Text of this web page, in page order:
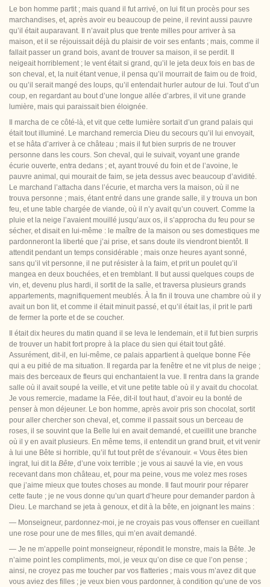
Le bon homme partit ; mais quand il fut arrivé, on lui fit un procès pour ses
marchandises, et, après avoir eu beaucoup de peine, il revint aussi pauvre
qu’il était auparavant. Il n’avait plus que trente milles pour arriver à sa
maison, et il se réjouissait déjà du plaisir de voir ses enfants ; mais, comme il
fallait passer un grand bois, avant de trouver sa maison, il se perdit. Il
neigeait horriblement ; le vent était si grand, qu’il le jeta deux fois en bas de
son cheval, et, la nuit étant venue, il pensa qu’il mourrait de faim ou de froid,
ou qu’il serait mangé des loups, qu’il entendait hurler autour de lui. Tout d’un
coup, en regardant au bout d’une longue allée d’arbres, il vit une grande
lumière, mais qui paraissait bien éloignée.
Il marcha de ce côté-là, et vit que cette lumière sortait d’un grand palais qui
était tout illuminé. Le marchand remercia Dieu du secours qu’il lui envoyait,
et se hâta d’arriver à ce château ; mais il fut bien surpris de ne trouver
personne dans les cours. Son cheval, qui le suivait, voyant une grande
écurie ouverte, entra dedans ; et, ayant trouvé du foin et de l’avoine, le
pauvre animal, qui mourait de faim, se jeta dessus avec beaucoup d’avidité.
Le marchand l’attacha dans l’écurie, et marcha vers la maison, où il ne
trouva personne ; mais, étant entré dans une grande salle, il y trouva un bon
feu, et une table chargée de viande, où il n’y avait qu’un couvert. Comme la
pluie et la neige l’avaient mouillé jusqu’aux os, il s’approcha du feu pour se
sécher, et disait en lui-même : le maître de la maison ou ses domestiques me
pardonneront la liberté que j’ai prise, et sans doute ils viendront bientôt. Il
attendit pendant un temps considérable ; mais onze heures ayant sonné,
sans qu’il vit personne, il ne put résister à la faim, et prit un poulet qu’il
mangea en deux bouchées, et en tremblant. Il but aussi quelques coups de
vin, et, devenu plus hardi, il sortit de la salle, et traversa plusieurs grands
appartements, magnifiquement meublés. À la fin il trouva une chambre où il y
avait un bon lit, et comme il était minuit passé, et qu’il était las, il prit le parti
de fermer la porte et de se coucher.
Il était dix heures du matin quand il se leva le lendemain, et il fut bien surpris
de trouver un habit fort propre à la place du sien qui était tout gâté.
Assurément, dit-il, en lui-même, ce palais appartient à quelque bonne Fée
qui a eu pitié de ma situation. Il regarda par la fenêtre et ne vit plus de neige ;
mais des berceaux de fleurs qui enchantaient la vue. Il rentra dans la grande
salle où il avait soupé la veille, et vit une petite table où il y avait du chocolat.
Je vous remercie, madame la Fée, dit-il tout haut, d’avoir eu la bonté de
penser à mon déjeuner. Le bon homme, après avoir pris son chocolat, sortit
pour aller chercher son cheval, et, comme il passait sous un berceau de
roses, il se souvint que la Belle lui en avait demandé, et cueillit une branche
où il y en avait plusieurs. En même tems, il entendit un grand bruit, et vit venir
à lui une Bête si horrible, qu’il fut tout prêt de s’évanouir. « Vous êtes bien
ingrat, lui dit la Bête, d’une voix terrible ; je vous ai sauvé la vie, en vous
recevant dans mon château, et, pour ma peine, vous me volez mes roses
que j’aime mieux que toutes choses au monde. Il faut mourir pour réparer
cette faute ; je ne vous donne qu’un quart d’heure pour demander pardon à
Dieu. Le marchand se jeta à genoux, et dit à la bête, en joignant les mains :
— Monseigneur, pardonnez-moi, je ne croyais pas vous offenser en cueillant
une rose pour une de mes filles, qui m’en avait demandé.
— Je ne m’appelle point monseigneur, répondit le monstre, mais la Bête. Je
n’aime point les compliments, moi, je veux qu’on dise ce que l’on pense ;
ainsi, ne croyez pas me toucher par vos flatteries ; mais vous m’avez dit que
vous aviez des filles ; je veux bien vous pardonner, à condition qu’une de vos